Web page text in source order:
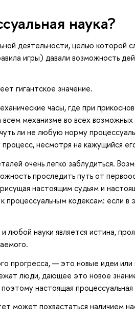
наука?
деятельности, целью
игры) давали возможность
гигантское значение.
часы, где при
механизме во всех
ли не любую норму
несмотря на кажущийся
очень легко заблудиться.
проследить путь от
настоящим судьям и
процессуальным кодексам: если
любой науки является истина,
прогресса, — это новые идеи
люди, дающее это новое
настоящая
может похвастаться наличием